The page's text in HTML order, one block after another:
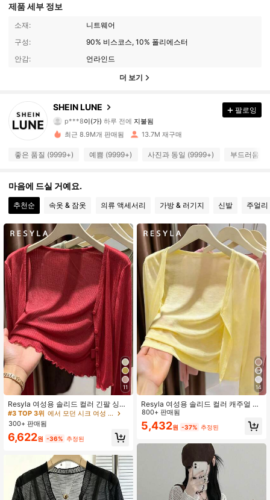
제품 세부 정보
소재:
니트웨어
구성:
90% 비스코스, 10% 폴리에스터
안감:
언라인드
더 보기
SHEIN LUNE
4.91
1M 팔로워
p***8이(가)하루 전에 지불됨
4.91
4.91 1M 팔로워
4.91 1M 팔로워
4.91 1M 팔로워
1M 팔로워
4.91 1M 팔로워
4.91 1M 팔로워
4.91 1M 팔로워
팔로잉
최근 8.9M개 판매됨 13.7M 재구매
좋은 품질 (9999+) 예쁨 (9999+) 사진과 동일 (9999+) 부드러움
마음에 드실 거예요.
추천순 속옷 & 잠옷 의류 액세서리 가방 & 러기지 신발 주얼
11
Resyla 여성용 솔리드 컬러 긴팔 싱글
브레스트 프릴 트림 캐주얼 니트 가디
건
#3 TOP 3위
에서 모던 시크 여성 니트웨어
300+ 판매됨
6,622원 -36% 추정된
14
Resyla 여성용 솔리드 컬러 캐주얼 경
량 가디건, 봄/여름
800+ 판매됨
5,432원 -37% 추정된